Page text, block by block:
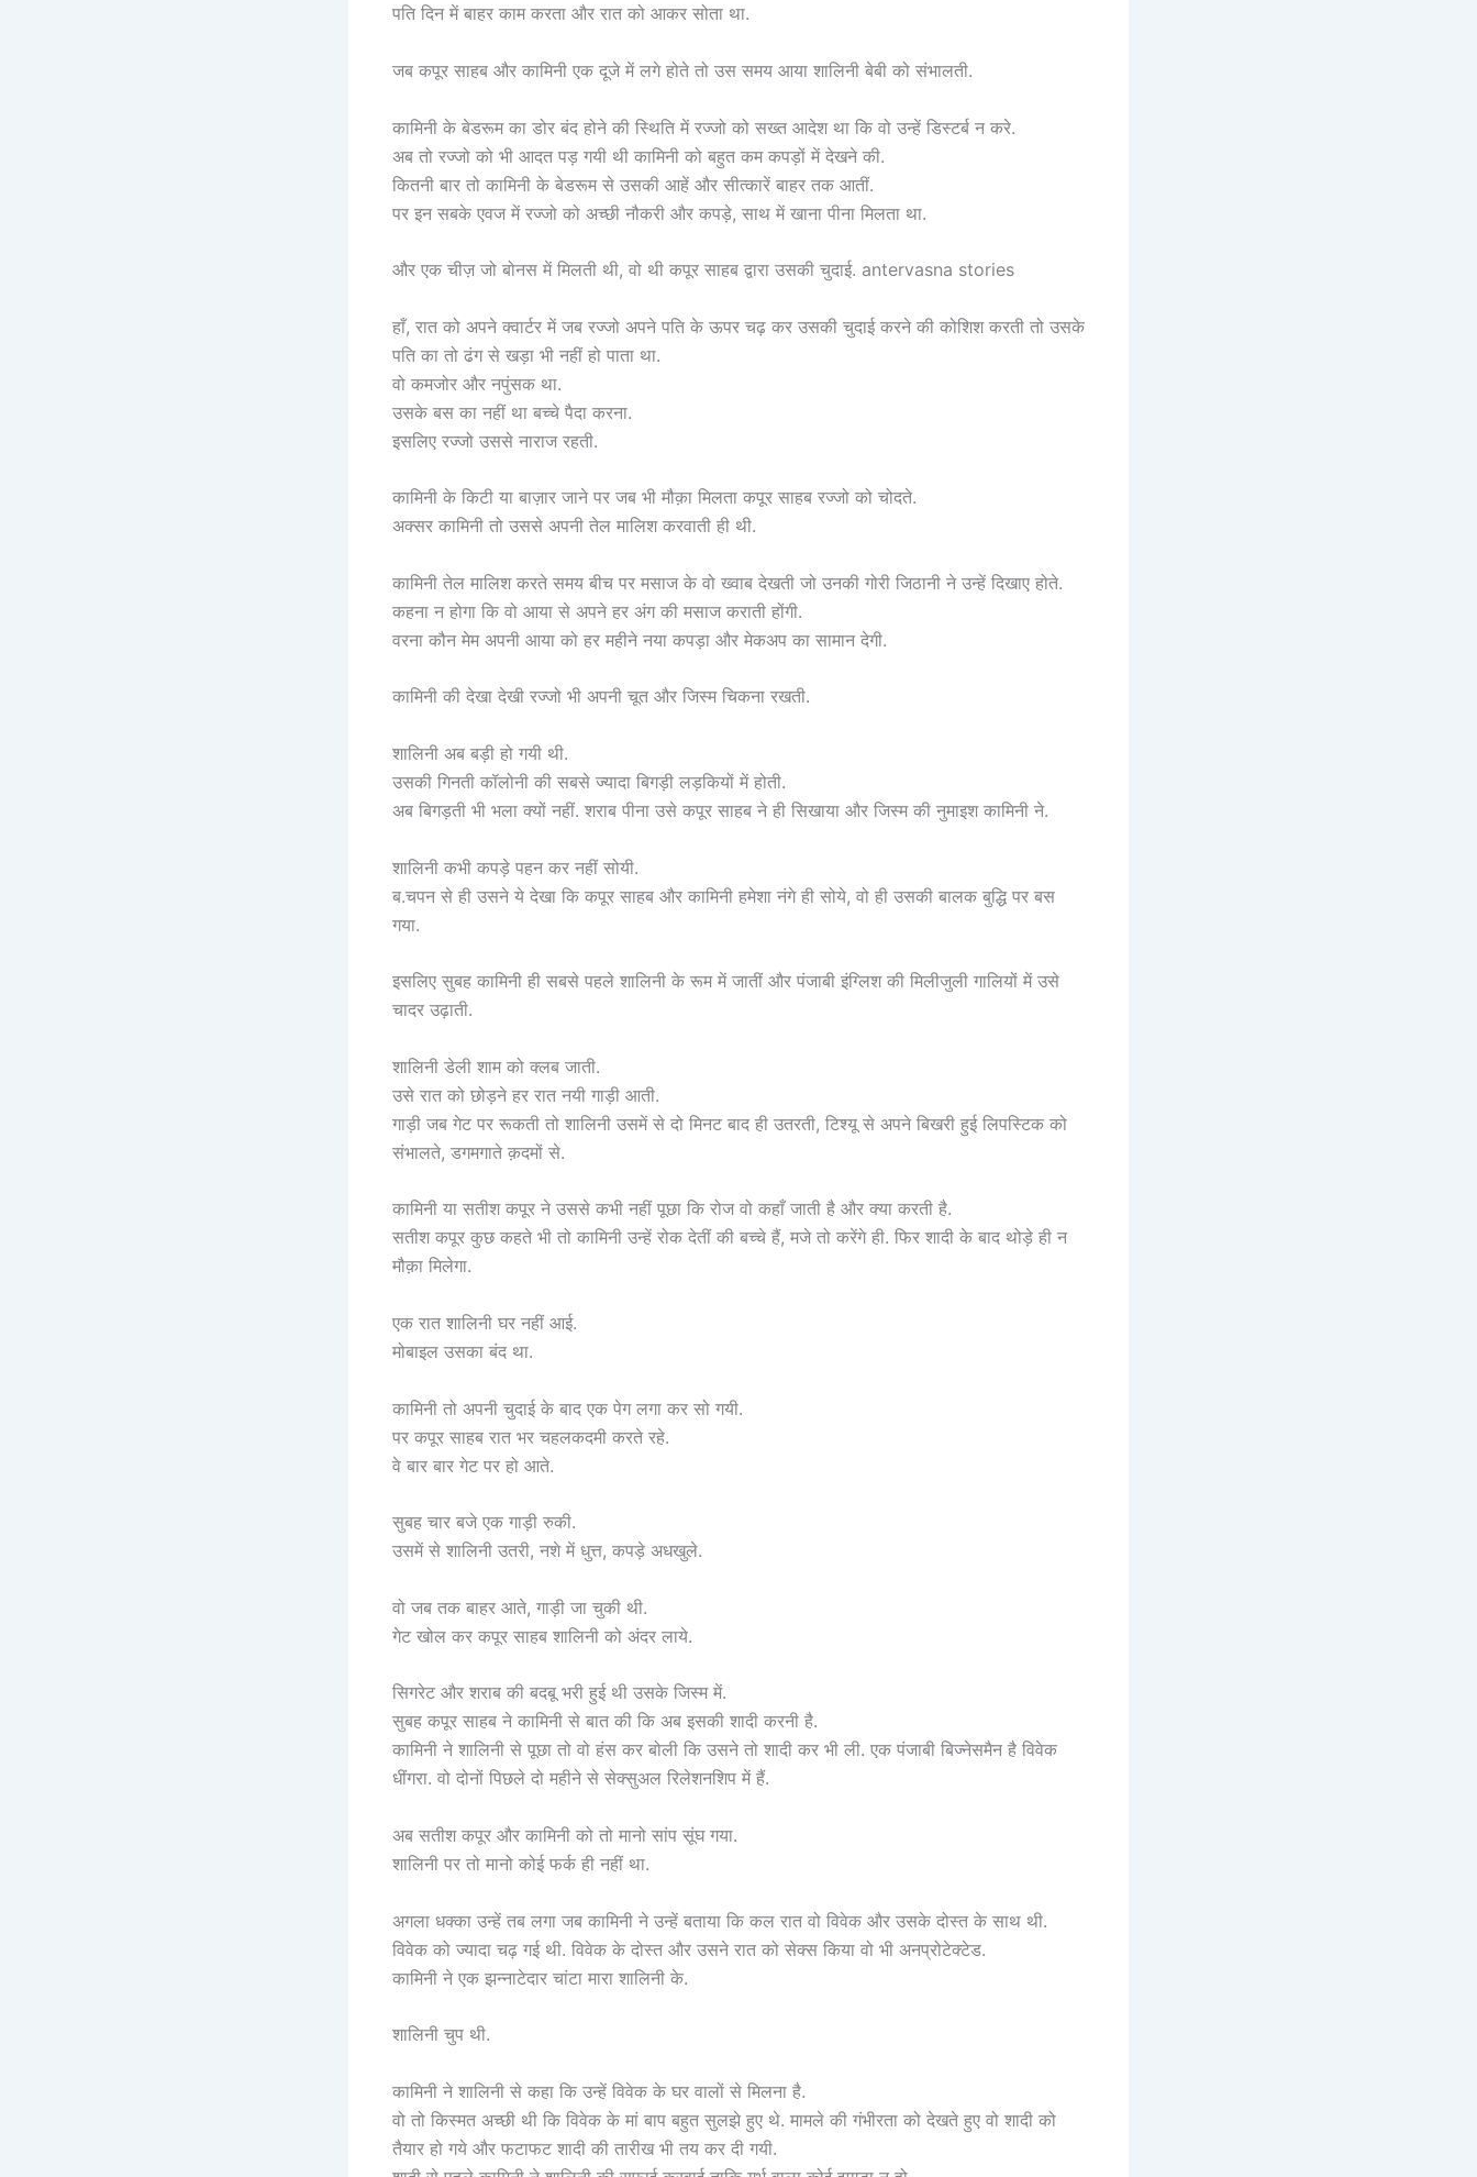
पति दिन में बाहर काम करता और रात को आकर सोता था.
जब कपूर साहब और कामिनी एक दूजे में लगे होते तो उस समय आया शालिनी बेबी को संभालती.
कामिनी के बेडरूम का डोर बंद होने की स्थिति में रज्जो को सख्त आदेश था कि वो उन्हें डिस्टर्ब न करे.
अब तो रज्जो को भी आदत पड़ गयी थी कामिनी को बहुत कम कपड़ों में देखने की.
कितनी बार तो कामिनी के बेडरूम से उसकी आहें और सीत्कारें बाहर तक आतीं.
पर इन सबके एवज में रज्जो को अच्छी नौकरी और कपड़े, साथ में खाना पीना मिलता था.
और एक चीज़ जो बोनस में मिलती थी, वो थी कपूर साहब द्वारा उसकी चुदाई. antervasna stories
हाँ, रात को अपने क्वार्टर में जब रज्जो अपने पति के ऊपर चढ़ कर उसकी चुदाई करने की कोशिश करती तो उसके
पति का तो ढंग से खड़ा भी नहीं हो पाता था.
वो कमजोर और नपुंसक था.
उसके बस का नहीं था बच्चे पैदा करना.
इसलिए रज्जो उससे नाराज रहती.
कामिनी के किटी या बाज़ार जाने पर जब भी मौक़ा मिलता कपूर साहब रज्जो को चोदते.
अक्सर कामिनी तो उससे अपनी तेल मालिश करवाती ही थी.
कामिनी तेल मालिश करते समय बीच पर मसाज के वो ख्वाब देखती जो उनकी गोरी जिठानी ने उन्हें दिखाए होते.
कहना न होगा कि वो आया से अपने हर अंग की मसाज कराती होंगी.
वरना कौन मेम अपनी आया को हर महीने नया कपड़ा और मेकअप का सामान देगी.
कामिनी की देखा देखी रज्जो भी अपनी चूत और जिस्म चिकना रखती.
शालिनी अब बड़ी हो गयी थी.
उसकी गिनती कॉलोनी की सबसे ज्यादा बिगड़ी लड़कियों में होती.
अब बिगड़ती भी भला क्यों नहीं. शराब पीना उसे कपूर साहब ने ही सिखाया और जिस्म की नुमाइश कामिनी ने.
शालिनी कभी कपड़े पहन कर नहीं सोयी.
ब.चपन से ही उसने ये देखा कि कपूर साहब और कामिनी हमेशा नंगे ही सोये, वो ही उसकी बालक बुद्धि पर बस
गया.
इसलिए सुबह कामिनी ही सबसे पहले शालिनी के रूम में जातीं और पंजाबी इंग्लिश की मिलीजुली गालियों में उसे
चादर उढ़ाती.
शालिनी डेली शाम को क्लब जाती.
उसे रात को छोड़ने हर रात नयी गाड़ी आती.
गाड़ी जब गेट पर रूकती तो शालिनी उसमें से दो मिनट बाद ही उतरती, टिश्यू से अपने बिखरी हुई लिपस्टिक को
संभालते, डगमगाते क़दमों से.
कामिनी या सतीश कपूर ने उससे कभी नहीं पूछा कि रोज वो कहाँ जाती है और क्या करती है.
सतीश कपूर कुछ कहते भी तो कामिनी उन्हें रोक देतीं की बच्चे हैं, मजे तो करेंगे ही. फिर शादी के बाद थोड़े ही न
मौक़ा मिलेगा.
एक रात शालिनी घर नहीं आई.
मोबाइल उसका बंद था.
कामिनी तो अपनी चुदाई के बाद एक पेग लगा कर सो गयी.
पर कपूर साहब रात भर चहलकदमी करते रहे.
वे बार बार गेट पर हो आते.
सुबह चार बजे एक गाड़ी रुकी.
उसमें से शालिनी उतरी, नशे में धुत्त, कपड़े अधखुले.
वो जब तक बाहर आते, गाड़ी जा चुकी थी.
गेट खोल कर कपूर साहब शालिनी को अंदर लाये.
सिगरेट और शराब की बदबू भरी हुई थी उसके जिस्म में.
सुबह कपूर साहब ने कामिनी से बात की कि अब इसकी शादी करनी है.
कामिनी ने शालिनी से पूछा तो वो हंस कर बोली कि उसने तो शादी कर भी ली. एक पंजाबी बिज्नेसमैन है विवेक
धींगरा. वो दोनों पिछले दो महीने से सेक्सुअल रिलेशनशिप में हैं.
अब सतीश कपूर और कामिनी को तो मानो सांप सूंघ गया.
शालिनी पर तो मानो कोई फर्क ही नहीं था.
अगला धक्का उन्हें तब लगा जब कामिनी ने उन्हें बताया कि कल रात वो विवेक और उसके दोस्त के साथ थी.
विवेक को ज्यादा चढ़ गई थी. विवेक के दोस्त और उसने रात को सेक्स किया वो भी अनप्रोटेक्टेड.
कामिनी ने एक झन्नाटेदार चांटा मारा शालिनी के.
शालिनी चुप थी.
कामिनी ने शालिनी से कहा कि उन्हें विवेक के घर वालों से मिलना है.
वो तो किस्मत अच्छी थी कि विवेक के मां बाप बहुत सुलझे हुए थे. मामले की गंभीरता को देखते हुए वो शादी को
तैयार हो गये और फटाफट शादी की तारीख भी तय कर दी गयी.